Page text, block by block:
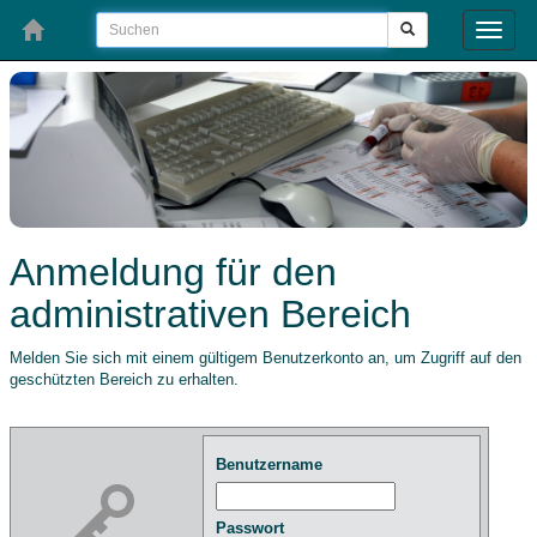
Toggle
Anmeldung für den
administrativen Bereich
Melden Sie sich mit einem gültigem Benutzerkonto an, um Zugriff auf den
geschützten Bereich zu erhalten.
Benutzername
Passwort